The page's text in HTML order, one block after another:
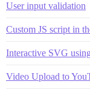
User input validation
Custom JS script in
Interactive SVG
Video Upload to